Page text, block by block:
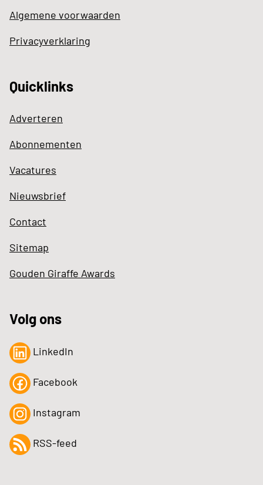
Algemene voorwaarden
Privacyverklaring
Quicklinks
Adverteren
Abonnementen
Vacatures
Nieuwsbrief
Contact
Sitemap
Gouden Giraffe Awards
Volg ons
LinkedIn
Facebook
Instagram
RSS-feed